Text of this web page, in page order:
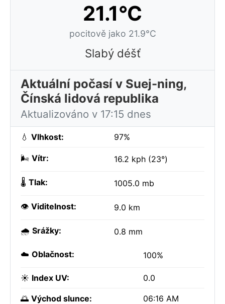
21.1°C
pocitově jako 21.9°C
Slabý déšť
Aktuální počasí v Suej-ning,
Čínská lidová republika
Aktualizováno v 17:15 dnes
💧 Vlhkost: 97%
🌬️ Vítr: 16.2 kph (23°)
🌡️ Tlak: 1005.0 mb
👁️ Viditelnost: 9.0 km
🌧️ Srážky: 0.8 mm
☁️ Oblačnost: 100%
☀️ Index UV: 0.0
🌅 Východ slunce: 06:16 AM